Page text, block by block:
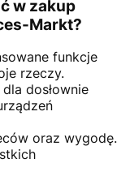
w zakup
Markt?
funkcje
rzeczy.
dosłownie
oraz wygodę.